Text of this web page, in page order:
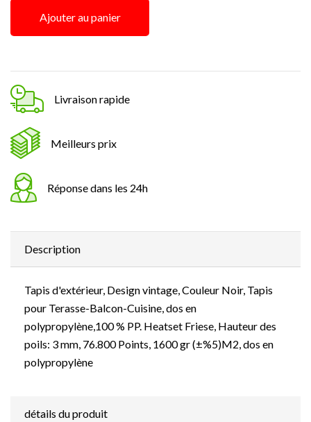
Ajouter au panier
Livraison rapide
Meilleurs prix
Réponse dans les 24h
Description
Tapis d'extérieur, Design vintage, Couleur Noir, Tapis
pour Terasse-Balcon-Cuisine, dos en
polypropylène,100 % PP. Heatset Friese, Hauteur des
poils: 3 mm, 76.800 Points, 1600 gr (±%5)M2, dos en
polypropylène
détails du produit